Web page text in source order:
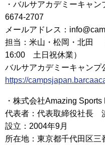
・バルサアカデミーキャ
6674-2707
メールアドレス：
担当：米山・松岡・北田
16:00 土日祝休業）
バルサアカデミーキャンプ
https://
・株式会社Amazing Sports
代表者：代表取締役社長
設立：2004年9月
所在地：東京都千代田区